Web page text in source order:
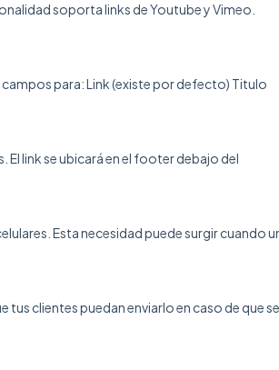
soporta links de Youtube y Vimeo.
para: Link (existe por defecto) Titulo
El link se ubicará en el footer debajo del
Esta necesidad puede surgir cuando
clientes puedan enviarlo en caso de que se